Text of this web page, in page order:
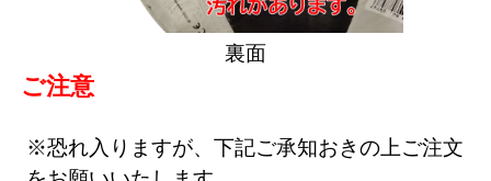
裏面
ご注意
※恐れ入りますが、下記ご承知おきの上ご注文